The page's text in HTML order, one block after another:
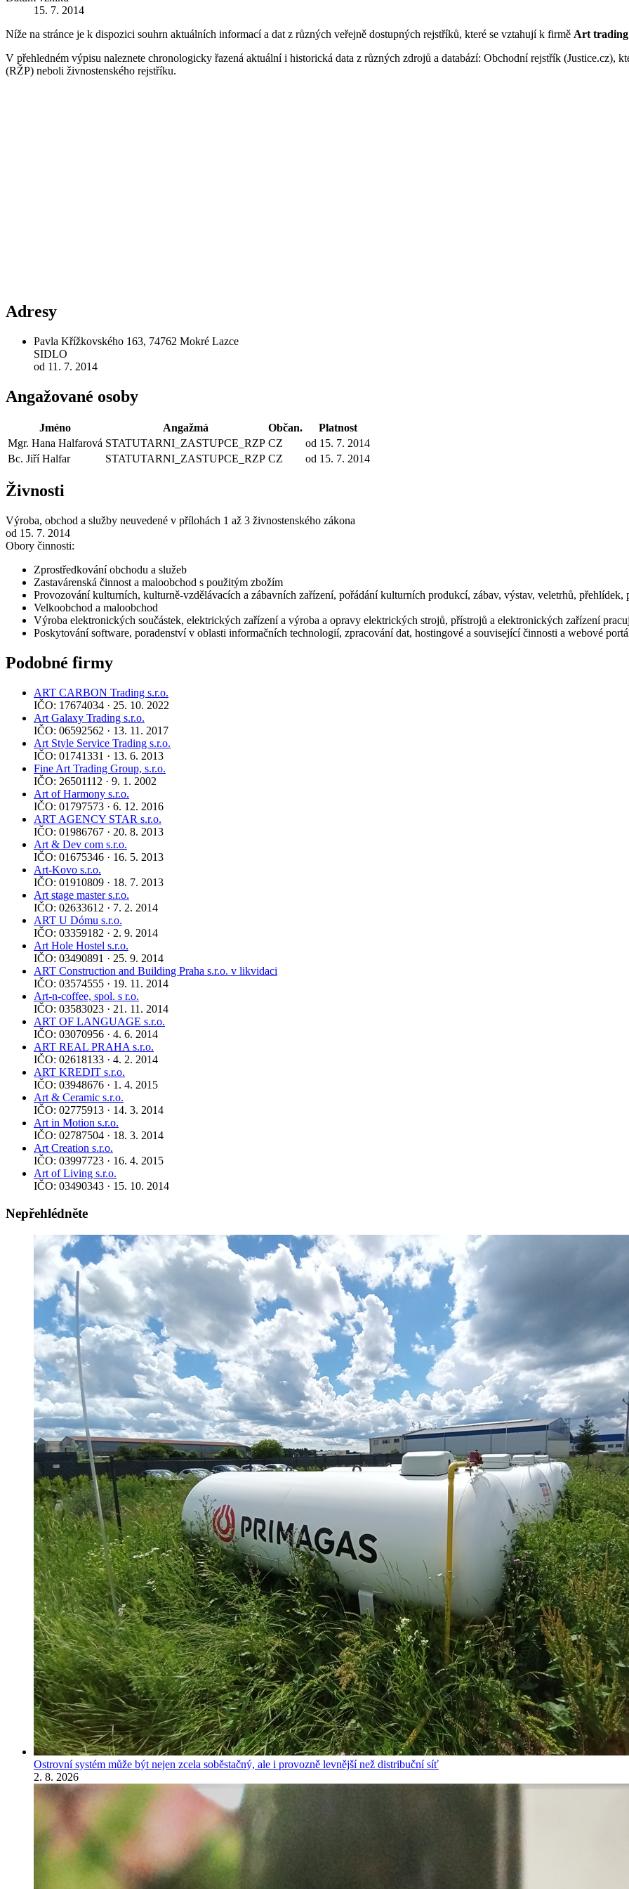
15. 7. 2014
Níže na stránce je k dispozici souhrn aktuálních informací a dat z různých veřejně dostupných rejstříků, které se vztahují k firmě Art trading
V přehledném výpisu naleznete chronologicky řazená aktuální i historická data z různých zdrojů a databází: Obchodní rejstřík (Justice.cz),
(RŽP) neboli živnostenského rejstříku.
Adresy
Pavla Křížkovského 163, 74762 Mokré Lazce
SIDLO
od 11. 7. 2014
Angažované osoby
Jméno Angažmá Občan.
Platnost
Mgr. Hana Halfarová STATUTARNI_ZASTUPCE_RZP CZ
od 15. 7. 2014
Bc. Jiří Halfar
STATUTARNI_ZASTUPCE_RZP CZ od 15. 7. 2014
Živnosti
Výroba, obchod a služby neuvedené v přílohách 1 až 3 živnostenského zákona
od 15. 7. 2014
Obory činnosti:
Zprostředkování obchodu a služeb
Zastavárenská činnost a maloobchod s použitým zbožím
Provozování kulturních, kulturně-vzdělávacích a zábavních zařízení, pořádání kulturních produkcí, zábav, výstav, veletrhů, přehlídek,
Velkoobchod a maloobchod
Výroba elektronických součástek, elektrických zařízení a výroba a opravy elektrických strojů, přístrojů a elektronických zařízení
Poskytování software, poradenství v oblasti informačních technologií, zpracování dat, hostingové a související činnosti a webové
Podobné firmy
ART CARBON Trading s.r.o.
IČO: 17674034 · 25. 10. 2022
Art Galaxy Trading s.r.o.
IČO: 06592562 · 13. 11. 2017
Art Style Service Trading s.r.o.
IČO: 01741331 · 13. 6. 2013
Fine Art Trading Group, s.r.o.
IČO: 26501112 · 9. 1. 2002
Art of Harmony s.r.o.
IČO: 01797573 · 6. 12. 2016
ART AGENCY STAR s.r.o.
IČO: 01986767 · 20. 8. 2013
Art & Dev com s.r.o.
IČO: 01675346 · 16. 5. 2013
Art-Kovo s.r.o.
IČO: 01910809 · 18. 7. 2013
Art stage master s.r.o.
IČO: 02633612 · 7. 2. 2014
ART U Dómu s.r.o.
IČO: 03359182 · 2. 9. 2014
Art Hole Hostel s.r.o.
IČO: 03490891 · 25. 9. 2014
ART Construction and Building Praha s.r.o. v likvidaci
IČO: 03574555 · 19. 11. 2014
Art-n-coffee, spol. s r.o.
IČO: 03583023 · 21. 11. 2014
ART OF LANGUAGE s.r.o.
IČO: 03070956 · 4. 6. 2014
ART REAL PRAHA s.r.o.
IČO: 02618133 · 4. 2. 2014
ART KREDIT s.r.o.
IČO: 03948676 · 1. 4. 2015
Art & Ceramic s.r.o.
IČO: 02775913 · 14. 3. 2014
Art in Motion s.r.o.
IČO: 02787504 · 18. 3. 2014
Art Creation s.r.o.
IČO: 03997723 · 16. 4. 2015
Art of Living s.r.o.
IČO: 03490343 · 15. 10. 2014
Nepřehlédněte
Ostrovní systém může být nejen zcela soběstačný, ale i provozně levnější než distribuční síť
2. 8. 2026